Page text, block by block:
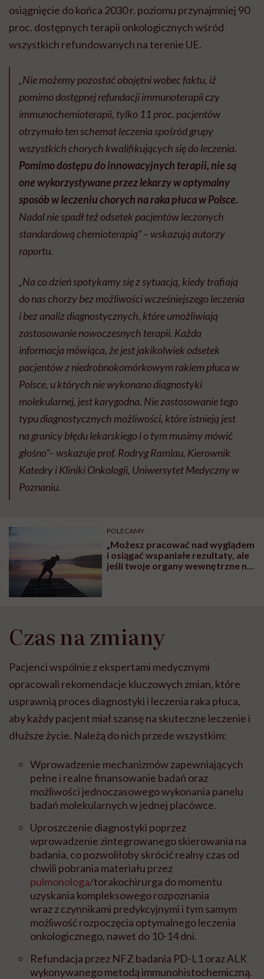
osiągnięcie do końca 2030 r. poziomu przynajmniej 90
proc. dostępnych terapii onkologicznych wśród
wszystkich refundowanych na terenie UE.
„Nie możemy pozostać obojętni wobec faktu, iż
pomimo dostępnej refundacji immunoterapii czy
immunochemioterapii, tylko 11 proc. pacjentów
otrzymało ten schemat leczenia spośród grupy
wszystkich chorych kwalifikujących się do leczenia.
Pomimo dostępu do innowacyjnych terapii, nie są
one wykorzystywane przez lekarzy w optymalny
sposób w leczeniu chorych na raka płuca w Polsce.
Nadal nie spadł też odsetek pacjentów leczonych
standardową chemioterapią” – wskazują autorzy
raportu.
„Na co dzień spotykamy się z sytuacją, kiedy trafiają
do nas chorzy bez możliwości wcześniejszego leczenia
i bez analiz diagnostycznych, które umożliwiają
zastosowanie nowoczesnych terapii. Każda
informacja mówiąca, że jest jakikolwiek odsetek
pacjentów z niedrobnokomórkowym rakiem płuca w
Polsce, u których nie wykonano diagnostyki
molekularnej, jest karygodna. Nie zastosowanie tego
typu diagnostycznych możliwości, które istnieją jest
na granicy błędu lekarskiego i o tym musimy mówić
głośno”– wskazuje prof. Rodryg Ramlau, Kierownik
Katedry i Kliniki Onkologii, Uniwersytet Medyczny w
Poznaniu.
POLECAMY
„Możesz pracować nad wyglądem
i osiągać wspaniałe rezultaty, ale
jeśli twoje organy wewnętrzne nie
Czas na zmiany
Pacjenci wspólnie z ekspertami medycznymi
opracowali rekomendacje kluczowych zmian, które
usprawnią proces diagnostyki i leczenia raka płuca,
aby każdy pacjent miał szansę na skuteczne leczenie i
dłuższe życie. Należą do nich przede wszystkim:
Wprowadzenie mechanizmów zapewniających
pełne i realne finansowanie badań oraz
możliwości jednoczasowego wykonania panelu
badań molekularnych w jednej placówce.
Uproszczenie diagnostyki poprzez
wprowadzenie zintegrowanego skierowania na
badania, co pozwoliłoby skrócić realny czas od
chwili pobrania materiału przez
pulmonologa/torakochirurga do momentu
uzyskania kompleksowego rozpoznania
wraz z czynnikami predykcyjnymi i tym samym
możliwość rozpoczęcia optymalnego leczenia
onkologicznego, nawet do 10-14 dni.
Refundacja przez NFZ badania PD-L1 oraz ALK
wykonywanego metodą immunohistochemiczną.